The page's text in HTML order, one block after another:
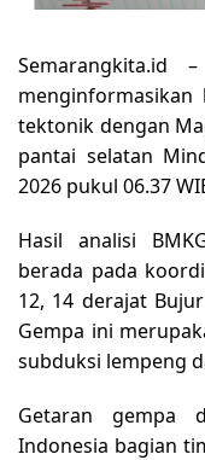
Semarangkita.id
tektonik dengan
pantai selatan
2026 pukul 06.37
Hasil analisi
berada pada
12, 14 derajat
Gempa ini
subduksi lempeng
Getaran gempa
Indonesia bagian